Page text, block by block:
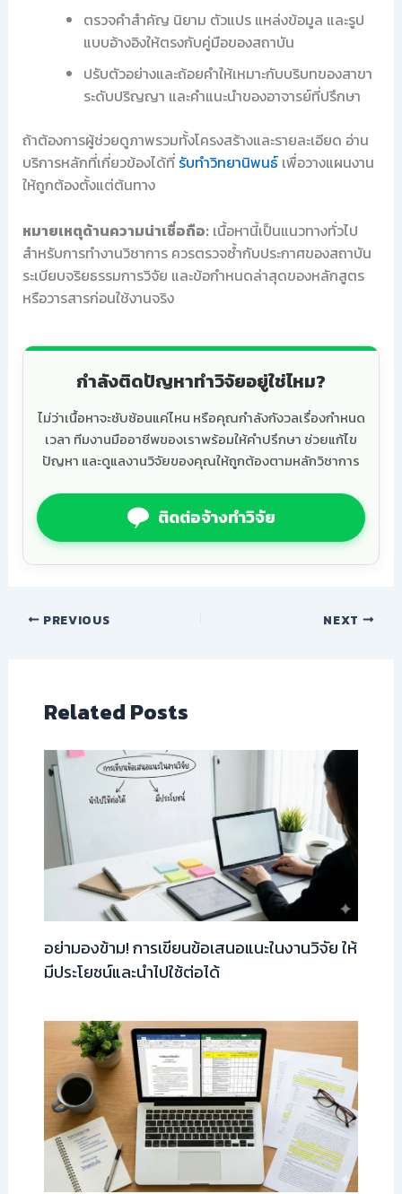
ตรวจคำสำคัญ นิยาม ตัวแปร แหล่งข้อมูล และรูป
แบบอ้างอิงให้ตรงกับคู่มือของสถาบัน
ปรับตัวอย่างและถ้อยคำให้เหมาะกับบริบทของสาขา
ระดับปริญญา และคำแนะนำของอาจารย์ที่ปรึกษา
ถ้าต้องการผู้ช่วยดูภาพรวมทั้งโครงสร้างและรายละเอียด อ่าน
บริการหลักที่เกี่ยวข้องได้ที่ รับทำวิทยานิพนธ์เพื่อวางแผนงาน
ให้ถูกต้องตั้งแต่ต้นทาง
หมายเหตุด้านความน่าเชื่อถือ: เนื้อหานี้เป็นแนวทางทั่วไป
สำหรับการทำงานวิชาการ ควรตรวจซ้ำกับประกาศของสถาบัน
ระเบียบจริยธรรมการวิจัย และข้อกำหนดล่าสุดของหลักสูตร
หรือวารสารก่อนใช้งานจริง
กำลังติดปัญหาทำวิจัยอยู่ใช่ไหม?
ไม่ว่าเนื้อหาจะซับซ้อนแค่ไหน หรือคุณกำลังกังวลเรื่องกำหนด
เวลา ทีมงานมืออาชีพของเราพร้อมให้คำปรึกษา ช่วยแก้ไข
ปัญหา และดูแลงานวิจัยของคุณให้ถูกต้องตามหลักวิชาการ
ติดต่อจ้างทำวิจัย
PREVIOUS NEXT
Related Posts
อย่ามองข้าม! การเขียนข้อเสนอแนะในงานวิจัย ให้
มีประโยชน์และนำไปใช้ต่อได้